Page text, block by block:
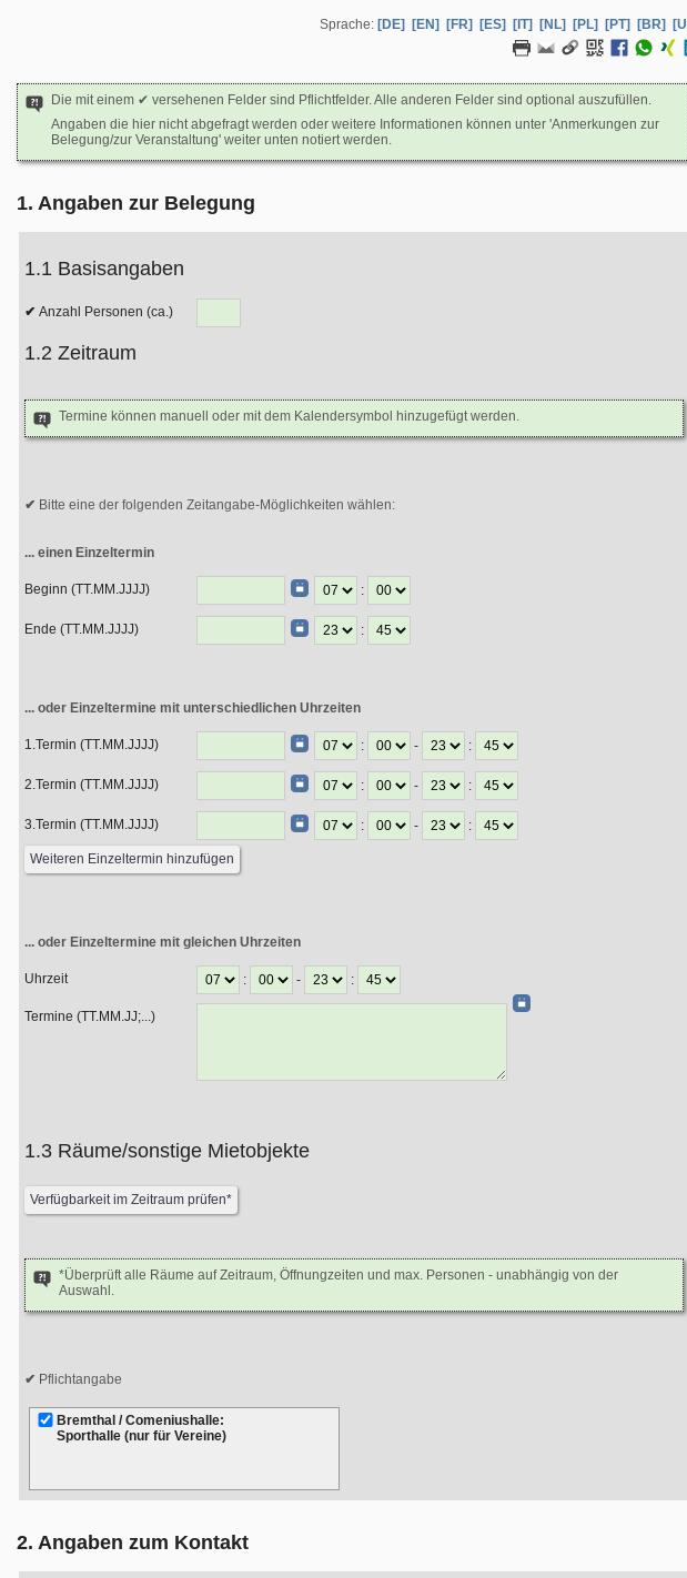
Sprache: [DE] [EN] [FR] [ES] [IT] [NL] [PL] [PT] [BR]
Die mit einem ✔ versehenen Felder sind Pflichtfelder. Alle anderen Felder sind optional auszufüllen.
Angaben die hier nicht abgefragt werden oder weitere Informationen können unter 'Anmerkungen zur
Belegung/zur Veranstaltung' weiter unten notiert werden.
1. Angaben zur Belegung
1.1 Basisangaben
Anzahl Personen (ca.)
1.2 Zeitraum
Termine können manuell oder mit dem Kalendersymbol hinzugefügt werden.
Bitte eine der folgenden Zeitangabe-Möglichkeiten wählen:
... einen Einzeltermin
Beginn (TT.MM.JJJJ) :
Ende (TT.MM.JJJJ) :
... oder Einzeltermine mit unterschiedlichen Uhrzeiten
1.Termin (TT.MM.JJJJ) : - :
2.Termin (TT.MM.JJJJ) : - :
3.Termin (TT.MM.JJJJ) : - :
... oder Einzeltermine mit gleichen Uhrzeiten
Uhrzeit : - :
Termine (TT.MM.JJ;...)
1.3 Räume/sonstige Mietobjekte
*Überprüft alle Räume auf Zeitraum, Öffnungzeiten und max. Personen - unabhängig von der
Auswahl.
Pflichtangabe
Bremthal / Comeniushalle:
Sporthalle (nur für Vereine)
2. Angaben zum Kontakt